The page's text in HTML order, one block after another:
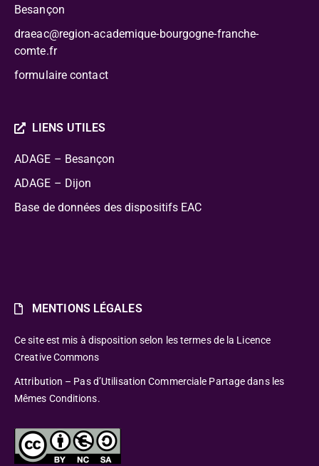
Besançon
draeac@region-academique-bourgogne-franche-
comte.fr
formulaire contact
LIENS UTILES
ADAGE – Besançon
ADAGE – Dijon
Base de données des dispositifs EAC
MENTIONS LÉGALES
Ce site est mis à disposition selon les termes de la Licence
Creative Commons
Attribution – Pas d’Utilisation Commerciale Partage dans les
Mêmes Conditions.